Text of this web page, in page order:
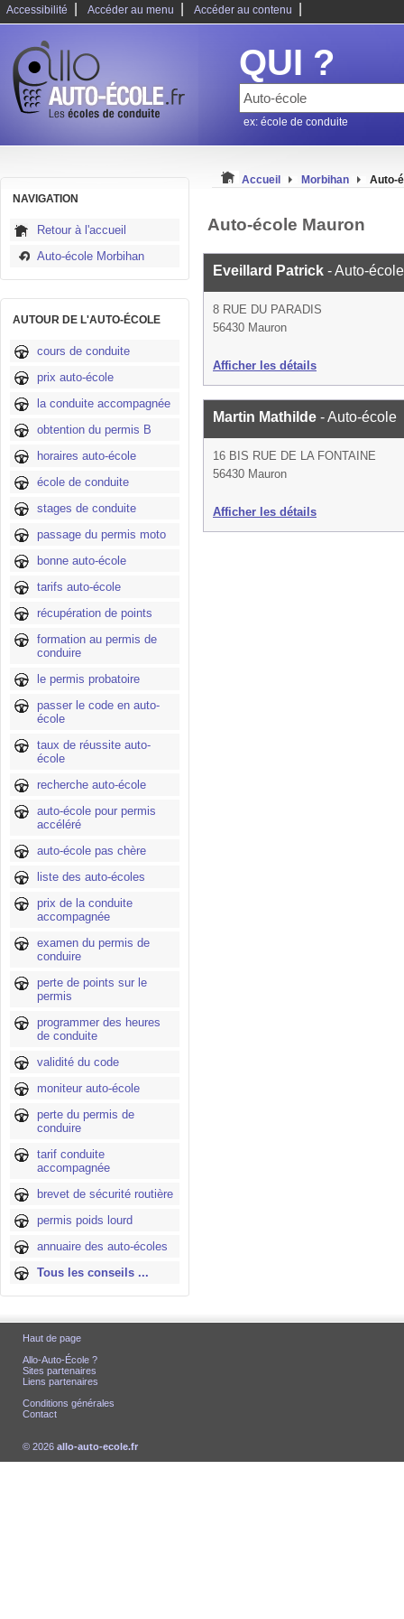
Accessibilité Accéder au menu Accéder au contenu
QUI ?
ex: école de conduite
NAVIGATION
Retour à l'accueil
Auto-école Morbihan
AUTOUR DE L'AUTO-ÉCOLE
cours de conduite
prix auto-école
la conduite accompagnée
obtention du permis B
horaires auto-école
école de conduite
stages de conduite
passage du permis moto
bonne auto-école
tarifs auto-école
récupération de points
formation au permis de
conduire
le permis probatoire
passer le code en auto-
école
taux de réussite auto-
école
recherche auto-école
auto-école pour permis
accéléré
auto-école pas chère
liste des auto-écoles
prix de la conduite
accompagnée
examen du permis de
conduire
perte de points sur le
permis
programmer des heures
de conduite
validité du code
moniteur auto-école
perte du permis de
conduire
tarif conduite
accompagnée
brevet de sécurité routière
permis poids lourd
annuaire des auto-écoles
Tous les conseils ...
Accueil Morbihan Auto-
Auto-école Mauron
Eveillard Patrick - Auto-école
8 RUE DU PARADIS
56430 Mauron
Afficher les détails
Martin Mathilde - Auto-école
16 BIS RUE DE LA FONTAINE
56430 Mauron
Afficher les détails
Haut de page
Allo-Auto-École ?
Sites partenaires
Liens partenaires
Conditions générales
Contact
© 2026 allo-auto-ecole.fr